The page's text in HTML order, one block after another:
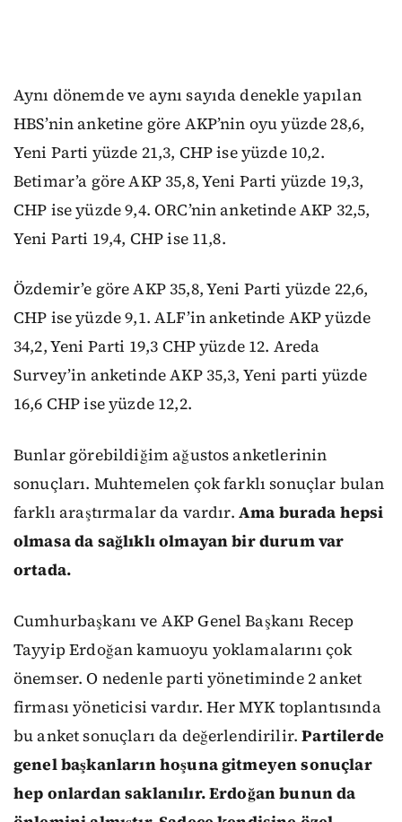
Aynı dönemde ve aynı sayıda denekle yapılan
HBS’nin anketine göre AKP’nin oyu yüzde 28,6,
Yeni Parti yüzde 21,3, CHP ise yüzde 10,2.
Betimar’a göre AKP 35,8, Yeni Parti yüzde 19,3,
CHP ise yüzde 9,4. ORC’nin anketinde AKP 32,5,
Yeni Parti 19,4, CHP ise 11,8.
Özdemir’e göre AKP 35,8, Yeni Parti yüzde 22,6,
CHP ise yüzde 9,1. ALF’in anketinde AKP yüzde
34,2, Yeni Parti 19,3 CHP yüzde 12. Areda
Survey’in anketinde AKP 35,3, Yeni parti yüzde
16,6 CHP ise yüzde 12,2.
Bunlar görebildiğim ağustos anketlerinin
sonuçları. Muhtemelen çok farklı sonuçlar bulan
farklı araştırmalar da vardır. Ama burada hepsi
olmasa da sağlıklı olmayan bir durum var
ortada.
Cumhurbaşkanı ve AKP Genel Başkanı Recep
Tayyip Erdoğan kamuoyu yoklamalarını çok
önemser. O nedenle parti yönetiminde 2 anket
firması yöneticisi vardır. Her MYK toplantısında
bu anket sonuçları da değerlendirilir.Partilerde
genel başkanların hoşuna gitmeyen sonuçlar
hep onlardan saklanılır. Erdoğan bunun da